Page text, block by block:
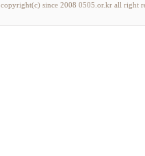
copyright(c) since 2008 0505.or.kr all right